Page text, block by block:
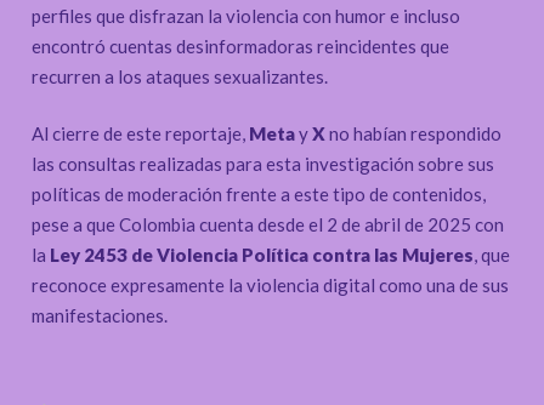
perfiles que disfrazan la violencia con humor e incluso
encontró cuentas desinformadoras reincidentes que
recurren a los ataques sexualizantes.
Al cierre de este reportaje, MetayXno habían respondido
las consultas realizadas para esta investigación sobre sus
políticas de moderación frente a este tipo de contenidos,
pese a que Colombia cuenta desde el 2 de abril de 2025 con
la Ley 2453 de Violencia Política contra las Mujeres, que
reconoce expresamente la violencia digital como una de sus
manifestaciones.